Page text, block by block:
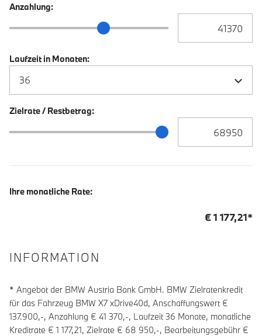
Anzahlung:
Anzahlung Schieberegler
Laufzeit in Monaten:
Zielrate / Restbetrag:
Zielrate / Restbetrag Schieberegler
Ihre monatliche Rate:
€1 177,21*
INFORMATION
* Angebot der BMW Austria Bank GmbH. BMW Zielratenkredit
für das Fahrzeug BMW X7 xDrive40d, Anschaffungswert €
137.900,-, Anzahlung € 41 370,-, Laufzeit36 Monate, monatliche
Kreditrate € 1 177,21, Zielrate € 68 950,-, Bearbeitungsgebühr €